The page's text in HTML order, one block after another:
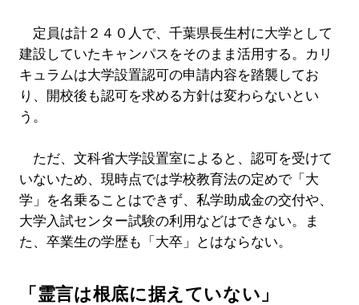
定員は計２４０人で、千葉県長生村に大学として
建設していたキャンパスをそのまま活用する。カリ
キュラムは大学設置認可の申請内容を踏襲してお
り、開校後も認可を求める方針は変わらないとい
う。
ただ、文科省大学設置室によると、認可を受けて
いないため、現時点では学校教育法の定めで「大
学」を名乗ることはできず、私学助成金の交付や、
大学入試センター試験の利用などはできない。ま
た、卒業生の学歴も「大卒」とはならない。
「霊言は根底に据えていない」